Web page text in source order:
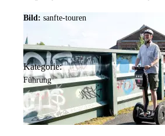
Bild: sanfte-touren
Kategorie:
Führung